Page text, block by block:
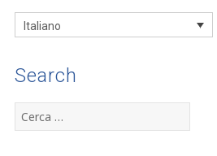
Italiano
Search